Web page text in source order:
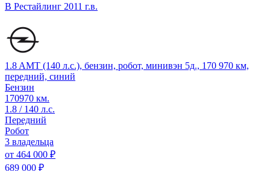
B Рестайлинг 2011 г.в.
1.8 AMT (140 л.с.), бензин, робот, минивэн 5д., 170 970 км,
передний, синий
Бензин
170970 км.
1.8 / 140 л.с.
Передний
Робот
3 владельца
от 464 000 ₽
689 000 ₽